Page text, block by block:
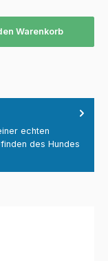
verfügbar.)
Warenkorb
echten
des Hundes